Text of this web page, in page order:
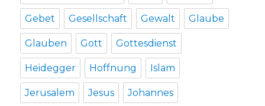
Gebet Gesellschaft Gewalt Glaube
Glauben Gott Gottesdienst
Heidegger Hoffnung Islam
Jerusalem Jesus Johannes